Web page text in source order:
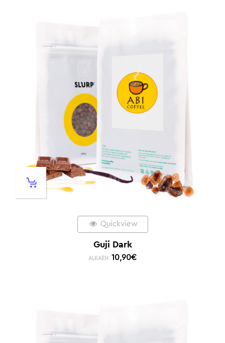
Quickview
Guji Dark
ALKAEN: 10,90€